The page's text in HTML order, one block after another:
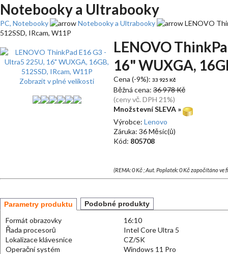
Notebooky a Ultrabooky
PC, Notebooky Notebooky a Ultrabooky
LENOVO
512SSD, IRcam, W11P
Zobrazit v plné velikosti
LENOVO
16" WUXGA,
Cena (-9%): 33 925 Kč
Běžná cena: 36 978 Kč
(ceny vč. DPH 21%)
Množstevní SLEVA »
Výrobce: Lenovo
Záruka: 36 Měsíc(ů)
Kód: 805708
(REMA: 0 Kč ; Aut. Poplatek: 0 Kč započítáno
Parametry produktu Podobné produkty
Formát obrazovky
16:10
Řada procesorů
Intel Core Ultra 5
Lokalizace klávesnice
CZ/SK
Operační systém
Windows 11 Pro